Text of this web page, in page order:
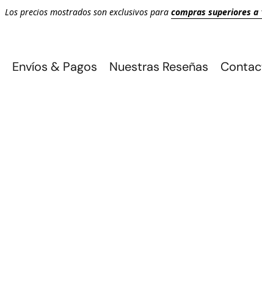
Los precios mostrados son exclusivos para compras superiores a
Envíos & Pagos Nuestras Reseñas